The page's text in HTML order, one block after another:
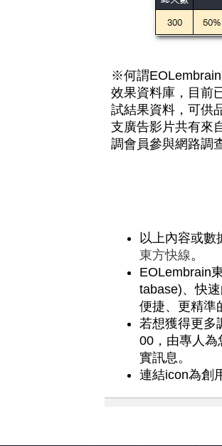
※何謂
效果資料庫，目前
試結果資料，可供
支廣告影片共有來
調會員參與網路調
以上內容或數
東方快線。
EOLembrain
tabase)、快
便捷、更精準
若想獲得更多
00，由專人為
實訊息。
連結icon為創